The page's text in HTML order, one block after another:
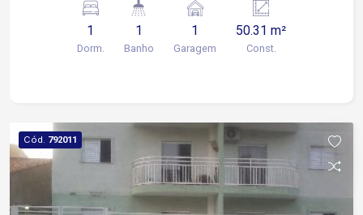
1
Dorm.
1
Banho
1
Garagem
50.31 m²
Const.
Cód. 792011